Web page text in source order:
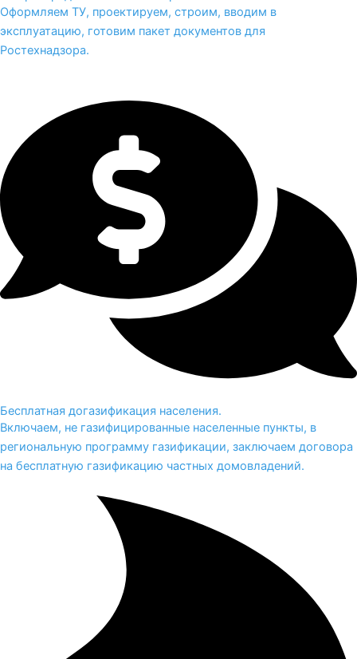
Оформляем ТУ, проектируем, строим, вводим в
эксплуатацию, готовим пакет документов для
Ростехнадзора.
Бесплатная догазификация населения.
Включаем, не газифицированные населенные пункты, в
региональную программу газификации, заключаем договора
на бесплатную газификацию частных домовладений.